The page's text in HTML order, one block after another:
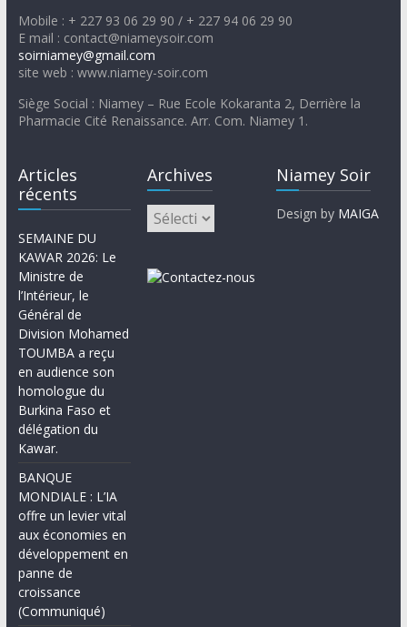
Mobile : + 227 93 06 29 90 / + 227 94 06 29 90
E mail : contact@niameysoir.com
soirniamey@gmail.com
site web : www.niamey-soir.com
Siège Social : Niamey – Rue Ecole Kokaranta 2, Derrière la
Pharmacie Cité Renaissance. Arr. Com. Niamey 1.
Articles
récents
SEMAINE DU
KAWAR 2026: Le
Ministre de
l’Intérieur, le
Général de
Division Mohamed
TOUMBA a reçu
en audience son
homologue du
Burkina Faso et
délégation du
Kawar.
BANQUE
MONDIALE : L’IA
offre un levier vital
aux économies en
développement en
panne de
croissance
(Communiqué)
Archives Niamey Soir
Design by MAIGA